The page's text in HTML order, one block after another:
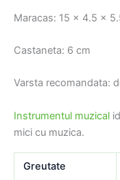
Maracas: 15 x 4.5 x
Castaneta: 6 cm
Varsta recomandata:
Instrumentul muzical
mici cu muzica.
Greutate